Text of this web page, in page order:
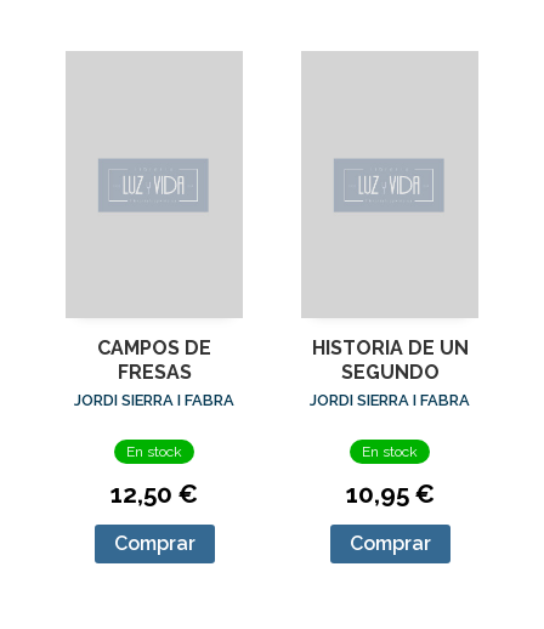
CAMPOS DE
FRESAS
JORDI SIERRA I FABRA
En stock
12,50 €
Comprar
HISTORIA DE UN
SEGUNDO
JORDI SIERRA I FABRA
En stock
10,95 €
Comprar